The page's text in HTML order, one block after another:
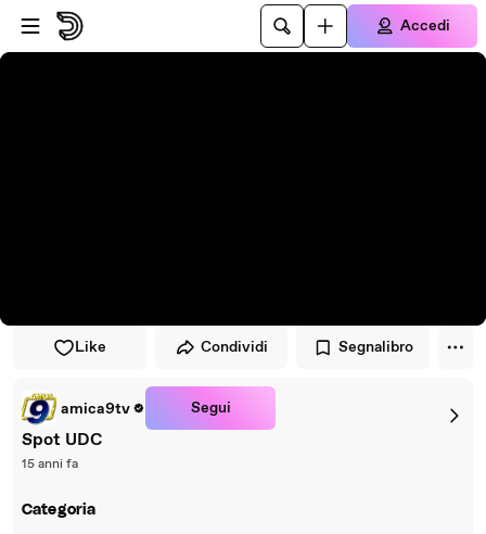
Vai al lettore
Passa al contenuto principale
Accedi
Like Condividi Segnalibro
amica9tv Segui
Spot UDC
15 anni fa
Categoria